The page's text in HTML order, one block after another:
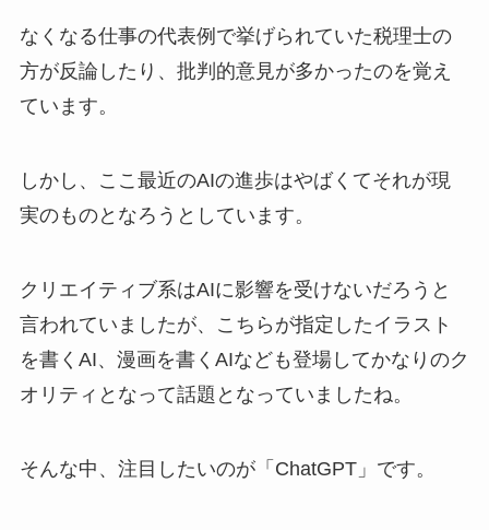
なくなる仕事の代表例で挙げられていた税理士の
方が反論したり、批判的意見が多かったのを覚え
ています。
しかし、ここ最近のAIの進歩はやばくてそれが現
実のものとなろうとしています。
クリエイティブ系はAIに影響を受けないだろうと
言われていましたが、こちらが指定したイラスト
を書くAI、漫画を書くAIなども登場してかなりのク
オリティとなって話題となっていましたね。
そんな中、注目したいのが「ChatGPT」です。